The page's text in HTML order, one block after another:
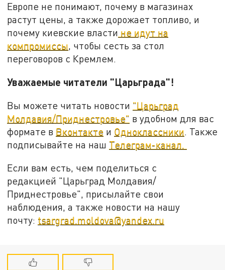
Европе не понимают, почему в магазинах
растут цены, а также дорожает топливо, и
почему киевские власти не идут на
компромиссы, чтобы сесть за стол
переговоров с Кремлем.
Уважаемые читатели "Царьграда"!
Вы можете читать новости "Царьград
Молдавия/Приднестровье" в удобном для вас
формате в Вконтакте и Одноклассники. Также
подписывайте на наш Телеграм-канал.
Если вам есть, чем поделиться с
редакцией "Царьград Молдавия/
Приднестровье", присылайте свои
наблюдения, а также новости на нашу
почту: tsargrad.moldova@yandex.ru